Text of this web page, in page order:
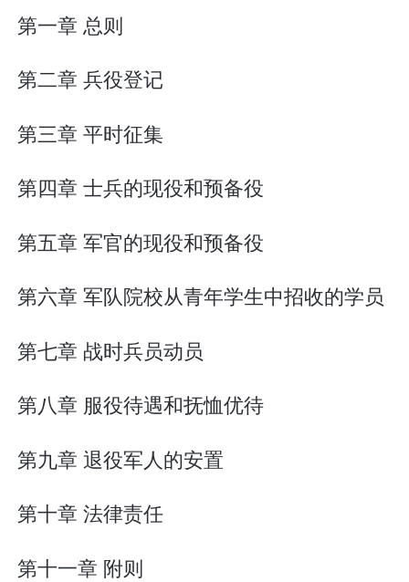
第一章 总则
第二章 兵役登记
第三章 平时征集
第四章 士兵的现役和预备役
第五章 军官的现役和预备役
第六章 军队院校从青年学生中招收的学员
第七章 战时兵员动员
第八章 服役待遇和抚恤优待
第九章 退役军人的安置
第十章 法律责任
第十一章 附则